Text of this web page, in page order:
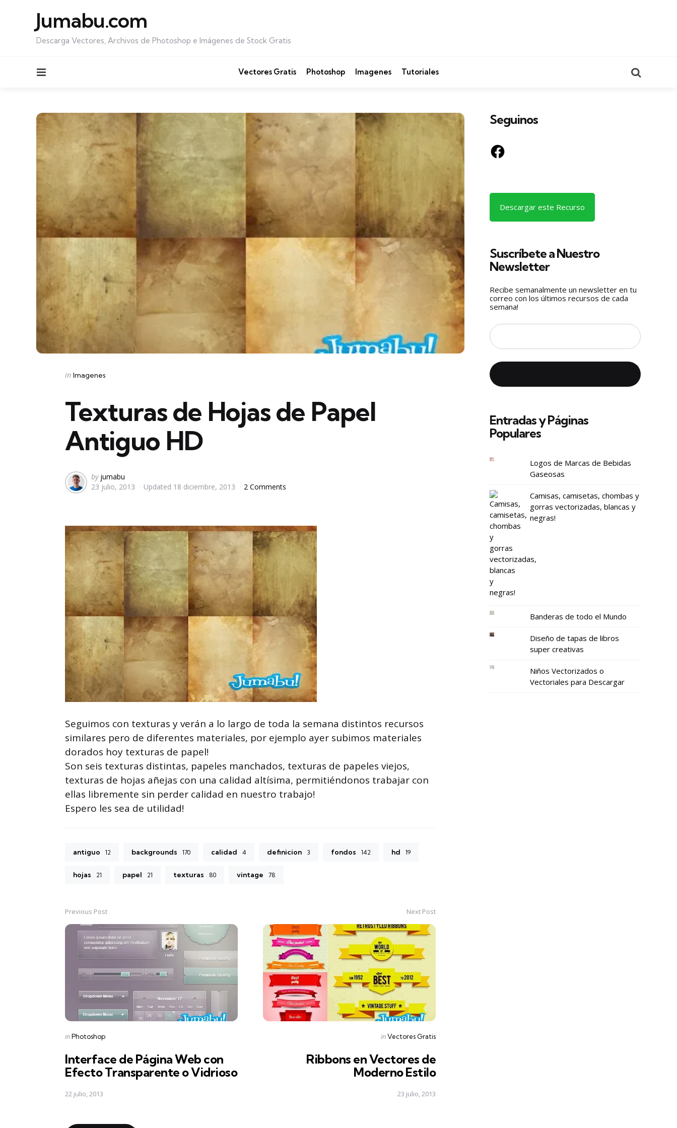
Jumabu.com
Descarga Vectores, Archivos de Photoshop e Imágenes de Stock Gratis
Vectores Gratis Photoshop Imagenes Tutoriales
Categories
Posted
in Imagenes
Texturas de Hojas de Papel
Antiguo HD
Posted
by
by jumabu
23 julio, 2013
Updated 18 diciembre, 2013 2 Comments
Seguimos con texturas y verán a lo largo de toda la semana distintos recursos
similares pero de diferentes materiales, por ejemplo ayer subimos materiales
dorados hoy texturas de papel!
Son seis texturas distintas, papeles manchados, texturas de papeles viejos,
texturas de hojas añejas con una calidad altísima, permitiéndonos trabajar con
ellas libremente sin perder calidad en nuestro trabajo!
Espero les sea de utilidad!
antiguo 12 backgrounds 170 calidad 4 definicion 3 fondos 142 hd 19
hojas 21 papel 21 texturas 80 vintage 78
Post
navigation
Previous Post
Posted
inPhotoshop
Interface de Página Web con
Efecto Transparente o Vidrioso
22 julio, 2013
Next Post
Posted
inVectores Gratis
Ribbons en Vectores de
Moderno Estilo
23 julio, 2013
Seguinos
Facebook
Descargar este Recurso
Suscríbete a Nuestro
Newsletter
Recibe semanalmente un newsletter en tu
correo con los últimos recursos de cada
semana!
Entradas y Páginas
Populares
Logos de Marcas de Bebidas
Gaseosas
Camisas, camisetas, chombas y
gorras vectorizadas, blancas y
negras!
Banderas de todo el Mundo
Diseño de tapas de libros
super creativas
Niños Vectorizados o
Vectoriales para Descargar